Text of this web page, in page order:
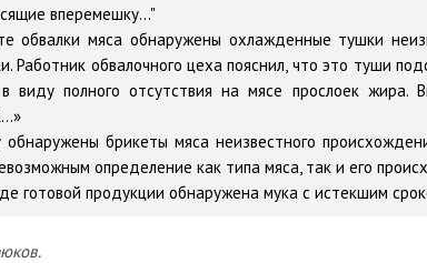
вперемешку..."
обвалки мяса обнаружены охлажденные тушки
Работник обвалочного цеха пояснил, что это туши
виду полного отсутствия на мясе прослоек
обнаружены брикеты мяса неизвестного
определение как типа мяса, так и его
готовой продукции обнаружена мука с истекшим